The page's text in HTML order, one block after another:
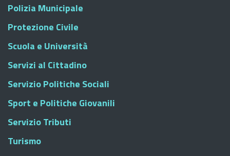
Polizia Municipale
Protezione Civile
Scuola e Università
Servizi al Cittadino
Servizio Politiche Sociali
Sport e Politiche Giovanili
Servizio Tributi
Turismo